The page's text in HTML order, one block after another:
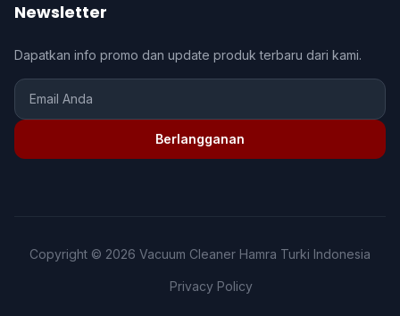
Newsletter
Dapatkan info promo dan update produk terbaru dari kami.
Berlangganan
Copyright © 2026 Vacuum Cleaner Hamra Turki Indonesia
Privacy Policy